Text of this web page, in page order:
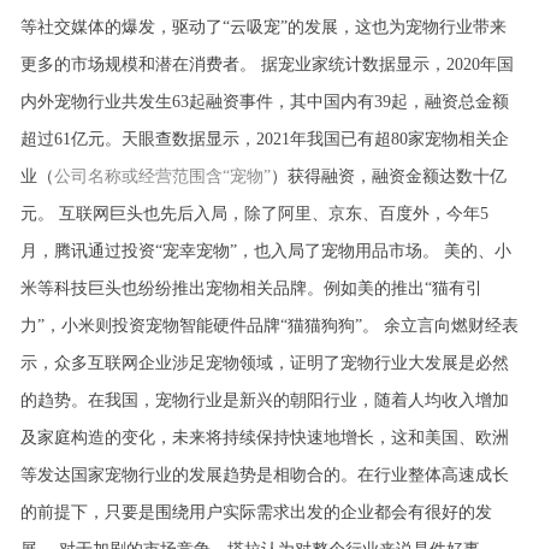
等社交媒体的爆发，驱动了“云吸宠”的发展，这也为宠物行业带来
更多的市场规模和潜在消费者。 据宠业家统计数据显示，2020年国
内外宠物行业共发生63起融资事件，其中国内有39起，融资总金额
超过61亿元。天眼查数据显示，2021年我国已有超80家宠物相关企
业（公司名称或经营范围含“宠物”）获得融资，融资金额达数十亿
元。 互联网巨头也先后入局，除了阿里、京东、百度外，今年5
月，腾讯通过投资“宠幸宠物”，也入局了宠物用品市场。 美的、小
米等科技巨头也纷纷推出宠物相关品牌。 例如美的推出“猫有引
力”，小米则投资宠物智能硬件品牌“猫猫狗狗”。 余立言向燃财经表
示，众多互联网企业涉足宠物领域，证明了宠物行业大发展是必然
的趋势。在我国，宠物行业是新兴的朝阳行业，随着⼈均收入增加
及家庭构造的变化，未来将持续保持快速地增长，这和美国、欧洲
等发达国家宠物行业的发展趋势是相吻合的。在行业整体高速成长
的前提下，只要是围绕用户实际需求出发的企业都会有很好的发